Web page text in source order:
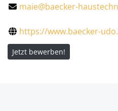
maie@baecker-
https://www.baecker-
Jetzt bewerben!